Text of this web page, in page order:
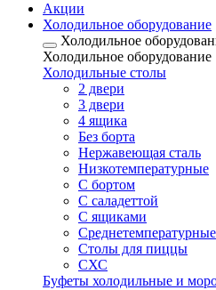
Акции
Холодильное оборудование
Холодильное
Холодильное оборудование
Холодильные столы
2 двери
3 двери
4 ящика
Без борта
Нержавеющая сталь
Низкотемпературные
С бортом
С саладеттой
С ящиками
Среднетемпературные
Столы для пиццы
СХС
Буфеты холодильные и